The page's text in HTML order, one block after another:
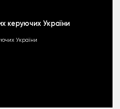
керуючих України
України